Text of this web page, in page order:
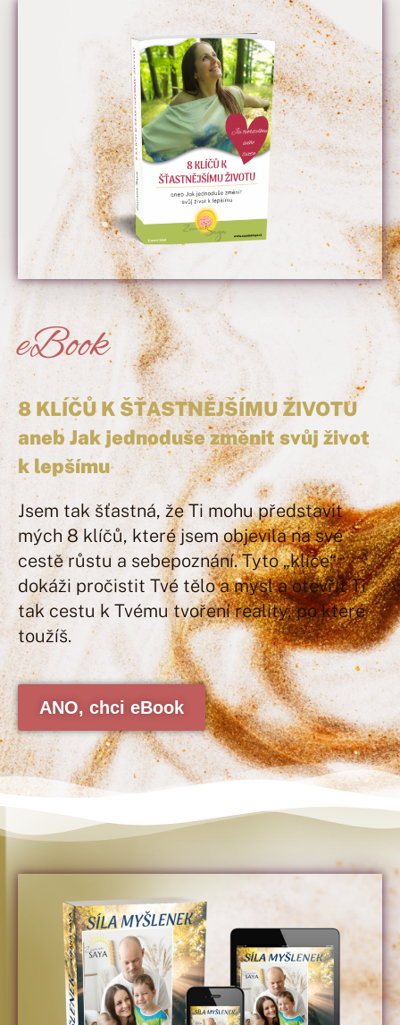
eBook
8 KLÍČŮ K ŠŤASTNĚJŠÍMU ŽIVOTU
aneb Jak jednoduše změnit svůj život
k lepšímu
Jsem tak šťastná, že Ti mohu představit
mých 8 klíčů, které jsem objevila na své
cestě růstu a sebepoznání. Tyto „klíče“
dokáži pročistit Tvé tělo a mysl a otevřít Ti
tak cestu k Tvému tvoření reality, po které
toužíš.
ANO, chci eBook